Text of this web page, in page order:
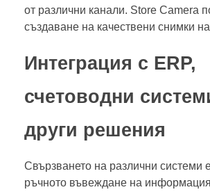
от различни канали. Store Camera
създаване на качествени снимки на
Интеграция с ERP,
счетоводни
други решения
Свързването на различни системи
ръчното въвеждане на